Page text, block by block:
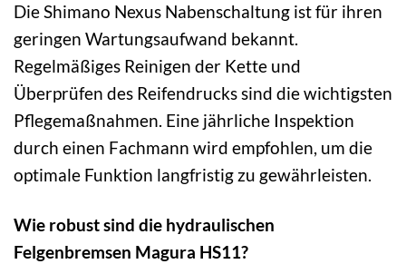
Die Shimano Nexus Nabenschaltung ist für ihren
geringen Wartungsaufwand bekannt.
Regelmäßiges Reinigen der Kette und
Überprüfen des Reifendrucks sind die wichtigsten
Pflegemaßnahmen. Eine jährliche Inspektion
durch einen Fachmann wird empfohlen, um die
optimale Funktion langfristig zu gewährleisten.
Wie robust sind die hydraulischen
Felgenbremsen Magura HS11?